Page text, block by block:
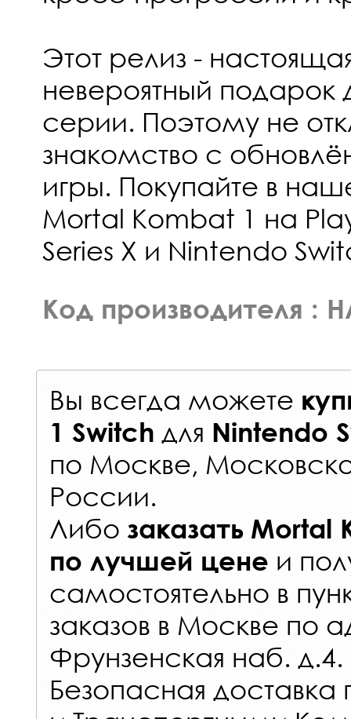
Этот релиз -
невероятный подарок
серии. Поэтому не
знакомство с
игры. Покупайте в
Mortal Kombat 1 на
Series X и Nintendo
Код производителя :
Вы всегда можете
1 Switch для Nintendo
по Москве,
России.
Либо заказать Mortal
по лучшей цене и
самостоятельно в
заказов в Москве по
Фрунзенская наб. д.4.
Безопасная